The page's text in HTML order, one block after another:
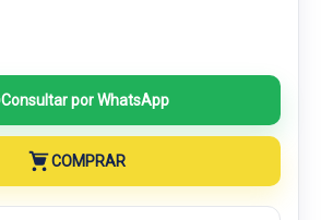
Consultar por WhatsApp
COMPRAR